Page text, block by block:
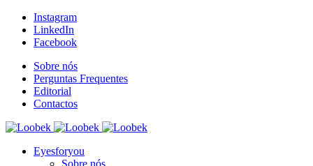
Instagram
LinkedIn
Facebook
Sobre nós
Perguntas Frequentes
Editorial
Contactos
Eyesforyou
Sobre nós